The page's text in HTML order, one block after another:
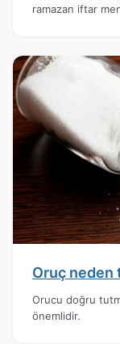
ramazan iftar
Oruç neden
Orucu doğru
önemlidir.